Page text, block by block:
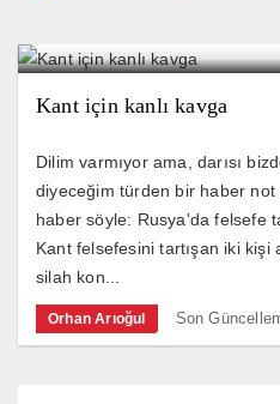
Kant için kanlı kavga
Dilim varmıyor ama, darısı
diyeceğim türden bir haber
haber söyle: Rusya'da felsefe
Kant felsefesini tartışan iki kişi
silah kon...
Orhan Arıoğul Son